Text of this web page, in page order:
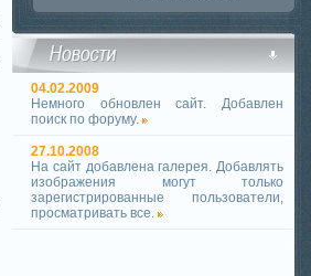
04.02.2009
Немного обновлен сайт. Добавлен
поиск по форуму.
27.10.2008
На сайт добавлена галерея. Добавлять
изображения могут только
зарегистрированные пользователи,
просматривать все.